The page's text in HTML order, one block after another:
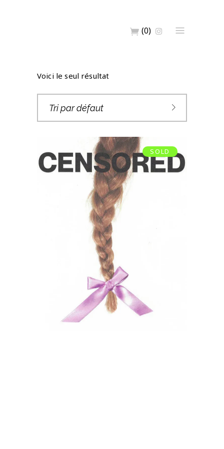
(0)
Voici le seul résultat
Tri par défaut
SOLD
CENSORED 05
« TRANSMISSION »
€20,00